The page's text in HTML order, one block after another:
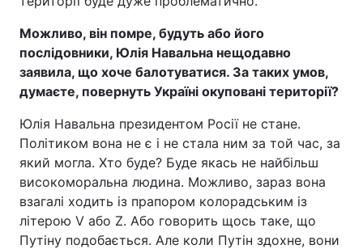
Можливо, він помре, будуть або його
послідовники, Юлія Навальна нещодавно
заявила, що хоче балотуватися. За таких умов,
думаєте, повернуть Україні окуповані території?
Юлія Навальна президентом Росії не стане.
Політиком вона не є і не стала ним за той час, за
який могла. Хто буде? Буде якась не найбільш
високоморальна людина. Можливо, зараз вона
взагалі ходить із прапором колорадським із
літерою V або Z. Або говорить щось таке, що
Путіну подобається. Але коли Путін здохне, вони